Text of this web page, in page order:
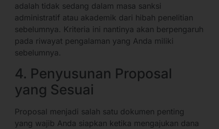
adalah tidak sedang dalam masa sanksi
administratif atau akademik dari hibah penelitian
sebelumnya. Kriteria ini nantinya akan berpengaruh
pada riwayat pengalaman yang Anda miliki
sebelumnya.
4. Penyusunan Proposal
yang Sesuai
Proposal menjadi salah satu dokumen penting
yang wajib Anda siapkan ketika mengajukan dana